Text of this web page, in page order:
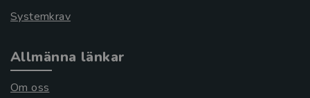
Systemkrav
Allmänna länkar
Om oss